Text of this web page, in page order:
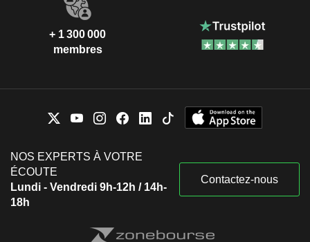
+ 1 300 000
membres
NOS EXPERTS À VOTRE
ÉCOUTE
Lundi - Vendredi 9h-12h / 14h-
18h
Contactez-nous